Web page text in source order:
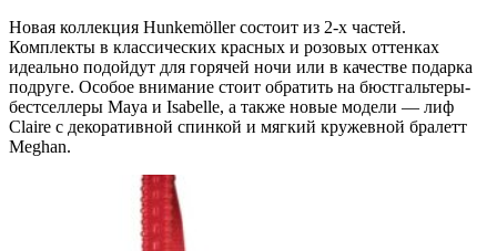
Новая коллекция Hunkemöller состоит из 2-х частей.
Комплекты в классических красных и розовых оттенках
идеально подойдут для горячей ночи или в качестве подарка
подруге. Особое внимание стоит обратить на бюстгальтеры-
бестселлеры Maya и Isabelle, а также новые модели — лиф
Claire с декоративной спинкой и мягкий кружевной бралетт
Meghan.